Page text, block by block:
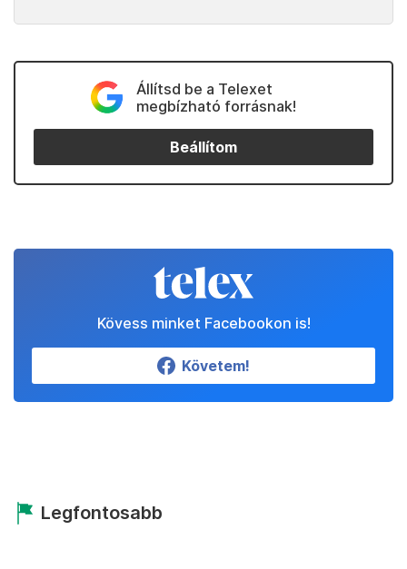
Állítsd be a Telexet
megbízható forrásnak!
Beállítom
Kövess minket Facebookon is!
Követem!
Legfontosabb